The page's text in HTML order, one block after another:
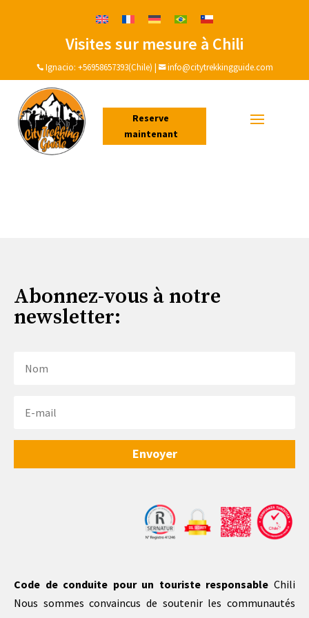
Visites sur mesure à Chili
Ignacio: +56958657393(Chile) |  info@citytrekkingguide.com
Reserve
maintenant
Abonnez-vous à notre
newsletter:
Envoyer
Code de conduite pour un touriste responsable Chili
Nous sommes convaincus de soutenir les communautés